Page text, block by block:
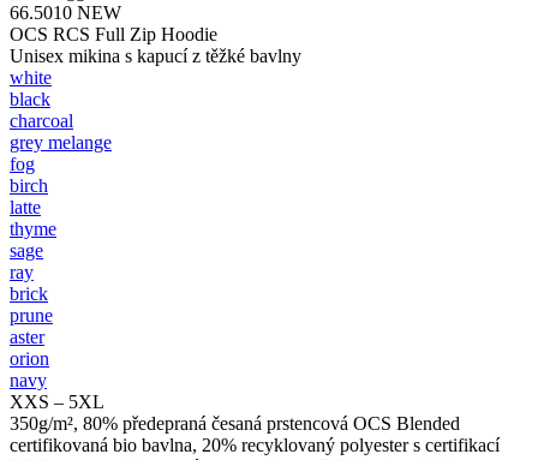
66.5010 NEW
OCS RCS Full Zip Hoodie
Unisex mikina s kapucí z těžké bavlny
white
black
charcoal
grey melange
fog
birch
latte
thyme
sage
ray
brick
prune
aster
orion
navy
XXS – 5XL
350g/m², 80% předepraná česaná prstencová OCS Blended
certifikovaná bio bavlna, 20% recyklovaný polyester s certifikací